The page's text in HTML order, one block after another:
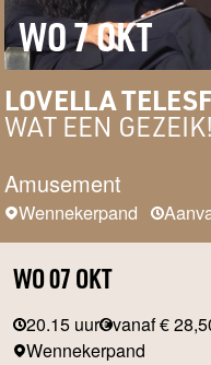
WO 7 OKT
LOVELLA
WAT EEN GEZEIK!
Amusement
Wennekerpand
WO 07 OKT
20.15 uur vanaf €
Wennekerpand